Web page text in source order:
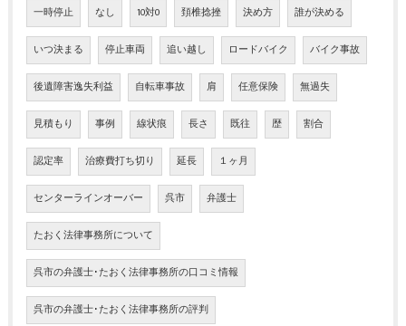
一時停止 なし 10対0 頚椎捻挫 決め方 誰が決める
いつ決まる 停止車両 追い越し ロードバイク バイク事故
後遺障害逸失利益 自転車事故 肩 任意保険 無過失
見積もり 事例 線状痕 長さ 既往 歴 割合
認定率 治療費打ち切り 延長 １ヶ月
センターラインオーバー 呉市 弁護士
たおく法律事務所について
呉市の弁護士･たおく法律事務所の口コミ情報
呉市の弁護士･たおく法律事務所の評判